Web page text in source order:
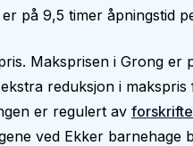
på 9,5 timer åpningstid
Maksprisen i Grong er
reduksjon i makspris
er regulert av
ved Ekker barnehage